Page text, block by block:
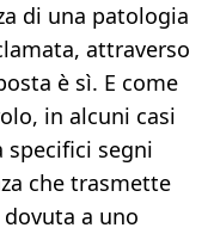
di una patologia
attraverso
è sì. E come
in alcuni casi
specifici segni
che trasmette
a uno